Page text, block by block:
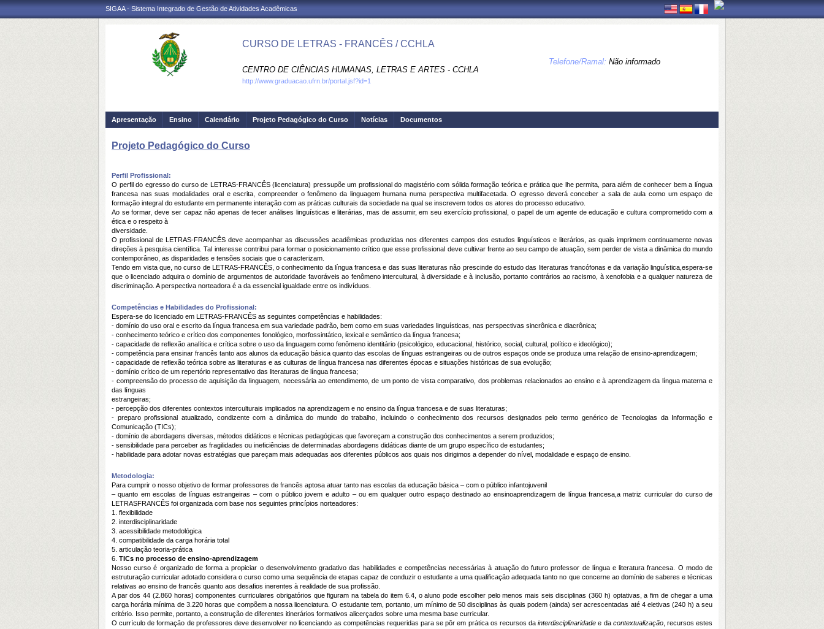
SIGAA - Sistema Integrado de Gestão de Atividades Acadêmicas
CURSO DE LETRAS - FRANCÊS / CCHLA
CENTRO DE CIÊNCIAS HUMANAS, LETRAS E ARTES - CCHLA
Telefone/Ramal: Não informado
http://www.graduacao.ufrn.br/portal.jsf?id=1
Apresentação Ensino Calendário Projeto Pedagógico do Curso Notícias Documentos
Projeto Pedagógico do Curso
Perfil Profissional:
O perfil do egresso do curso de LETRAS-FRANCÊS (licenciatura) pressupõe um profissional do magistério com sólida formação teórica e prática que lhe permita, para além de conhecer bem a língua
francesa nas suas modalidades oral e escrita, compreender o fenômeno da linguagem humana numa perspectiva multifacetada. O egresso deverá conceber a sala de aula como um espaço de
formação integral do estudante em permanente interação com as práticas culturais da sociedade na qual se inscrevem todos os atores do processo educativo.
Ao se formar, deve ser capaz não apenas de tecer análises linguísticas e literárias, mas de assumir, em seu exercício profissional, o papel de um agente de educação e cultura comprometido com a
ética e o respeito à
diversidade.
O profissional de LETRAS-FRANCÊS deve acompanhar as discussões acadêmicas produzidas nos diferentes campos dos estudos linguísticos e literários, as quais imprimem continuamente novas
direções à pesquisa científica. Tal interesse contribui para formar o posicionamento crítico que esse profissional deve cultivar frente ao seu campo de atuação, sem perder de vista a dinâmica do mundo
contemporâneo, as disparidades e tensões sociais que o caracterizam.
Tendo em vista que, no curso de LETRAS-FRANCÊS, o conhecimento da língua francesa e das suas literaturas não prescinde do estudo das literaturas francófonas e da variação linguística,espera-se
que o licenciado adquira o domínio de argumentos de autoridade favoráveis ao fenômeno intercultural, à diversidade e à inclusão, portanto contrários ao racismo, à xenofobia e a qualquer natureza de
discriminação. A perspectiva norteadora é a da essencial igualdade entre os indivíduos.
Competências e Habilidades do Profissional:
Espera-se do licenciado em LETRAS-FRANCÊS as seguintes competências e habilidades:
- domínio do uso oral e escrito da língua francesa em sua variedade padrão, bem como em suas variedades linguísticas, nas perspectivas sincrônica e diacrônica;
- conhecimento teórico e crítico dos componentes fonológico, morfossintático, lexical e semântico da língua francesa;
- capacidade de reflexão analítica e crítica sobre o uso da linguagem como fenômeno identitário (psicológico, educacional, histórico, social, cultural, político e ideológico);
- competência para ensinar francês tanto aos alunos da educação básica quanto das escolas de línguas estrangeiras ou de outros espaços onde se produza uma relação de ensino-aprendizagem;
- capacidade de reflexão teórica sobre as literaturas e as culturas de língua francesa nas diferentes épocas e situações históricas de sua evolução;
- domínio crítico de um repertório representativo das literaturas de língua francesa;
- compreensão do processo de aquisição da linguagem, necessária ao entendimento, de um ponto de vista comparativo, dos problemas relacionados ao ensino e à aprendizagem da língua materna e
das línguas
estrangeiras;
- percepção dos diferentes contextos interculturais implicados na aprendizagem e no ensino da língua francesa e de suas literaturas;
- preparo profissional atualizado, condizente com a dinâmica do mundo do trabalho, incluindo o conhecimento dos recursos designados pelo termo genérico de Tecnologias da Informação e
Comunicação (TICs);
- domínio de abordagens diversas, métodos didáticos e técnicas pedagógicas que favoreçam a construção dos conhecimentos a serem produzidos;
- sensibilidade para perceber as fragilidades ou ineficiências de determinadas abordagens didáticas diante de um grupo específico de estudantes;
- habilidade para adotar novas estratégias que pareçam mais adequadas aos diferentes públicos aos quais nos dirigimos a depender do nível, modalidade e espaço de ensino.
Metodologia:
Para cumprir o nosso objetivo de formar professores de francês aptosa atuar tanto nas escolas da educação básica ‒ com o público infantojuvenil
‒ quanto em escolas de línguas estrangeiras ‒ com o público jovem e adulto ‒ ou em qualquer outro espaço destinado ao ensinoaprendizagem de língua francesa,a matriz curricular do curso de
LETRASFRANCÊS foi organizada com base nos seguintes princípios norteadores:
1. flexibilidade
2. interdisciplinaridade
3. acessibilidade metodológica
4. compatibilidade da carga horária total
5. articulação teoria-prática
6. TICs no processo de ensino-aprendizagem
Nosso curso é organizado de forma a propiciar o desenvolvimento gradativo das habilidades e competências necessárias à atuação do futuro professor de língua e literatura francesa. O modo de
estruturação curricular adotado considera o curso como uma sequência de etapas capaz de conduzir o estudante a uma qualificação adequada tanto no que concerne ao domínio de saberes e técnicas
relativas ao ensino de francês quanto aos desafios inerentes à realidade de sua profissão.
A par dos 44 (2.860 horas) componentes curriculares obrigatórios que figuram na tabela do item 6.4, o aluno pode escolher pelo menos mais seis disciplinas (360 h) optativas, a fim de chegar a uma
carga horária mínima de 3.220 horas que compõem a nossa licenciatura. O estudante tem, portanto, um mínimo de 50 disciplinas às quais podem (ainda) ser acrescentadas até 4 eletivas (240 h) a seu
critério. Isso permite, portanto, a construção de diferentes itinerários formativos alicerçados sobre uma mesma base curricular.
O currículo de formação de professores deve desenvolver no licenciando as competências requeridas para se pôr em prática os recursos dainterdisciplinaridadee da contextualização, recursos estes